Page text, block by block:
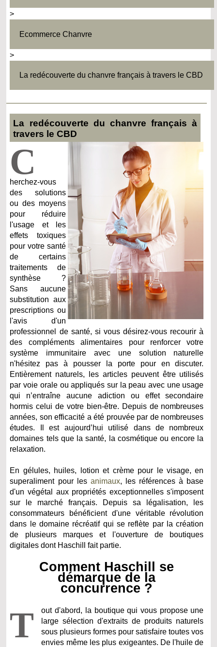
>
Ecommerce Chanvre
>
La redécouverte du chanvre français à travers le CBD
La redécouverte du chanvre français à
travers le CBD
C
herchez-vous
des solutions
ou des moyens
pour réduire
l'usage et les
effets toxiques
pour votre santé
de certains
traitements de
synthèse ?
Sans aucune
substitution aux
prescriptions ou
l'avis d'un
professionnel de santé, si vous désirez-vous recourir à
des compléments alimentaires pour renforcer votre
système immunitaire avec une solution naturelle
n'hésitez pas à pousser la porte pour en discuter.
Entièrement naturels, les articles peuvent être utilisés
par voie orale ou appliqués sur la peau avec une usage
qui n’entraîne aucune adiction ou effet secondaire
hormis celui de votre bien-être. Depuis de nombreuses
années, son efficacité a été prouvée par de nombreuses
études. Il est aujourd’hui utilisé dans de nombreux
domaines tels que la santé, la cosmétique ou encore la
relaxation.
En gélules, huiles, lotion et crème pour le visage, en
superaliment pour les animaux, les références à base
d'un végétal aux propriétés exceptionnelles s'imposent
sur le marché français. Depuis sa légalisation, les
consommateurs bénéficient d'une véritable révolution
dans le domaine récréatif qui se reflète par la création
de plusieurs marques et l'ouverture de boutiques
digitales dont Haschill fait partie.
Comment Haschill se
démarque de la
concurrence ?
T
out d'abord, la boutique qui vous propose une
large sélection d'extraits de produits naturels
sous plusieurs formes pour satisfaire toutes vos
envies même les plus exigeantes. De l'huile de